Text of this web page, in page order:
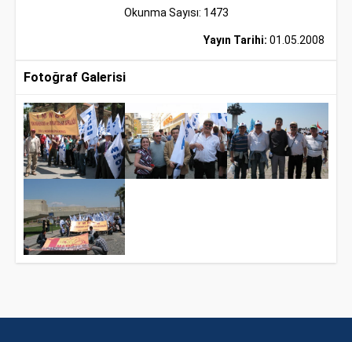
Okunma Sayısı: 1473
Yayın Tarihi: 01.05.2008
Fotoğraf Galerisi